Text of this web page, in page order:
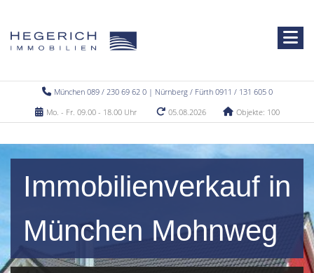
München 089 / 230 69 62 0 | Nürnberg / Fürth 0911 / 131 605 0
Mo. - Fr. 09.00 - 18.00 Uhr
05.08.2026 Objekte: 100
Immobilienverkauf in
München Mohnweg